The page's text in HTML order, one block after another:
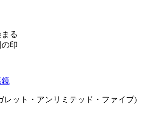
る
印
鏡
レット・アンリミテッド・ファイブ)